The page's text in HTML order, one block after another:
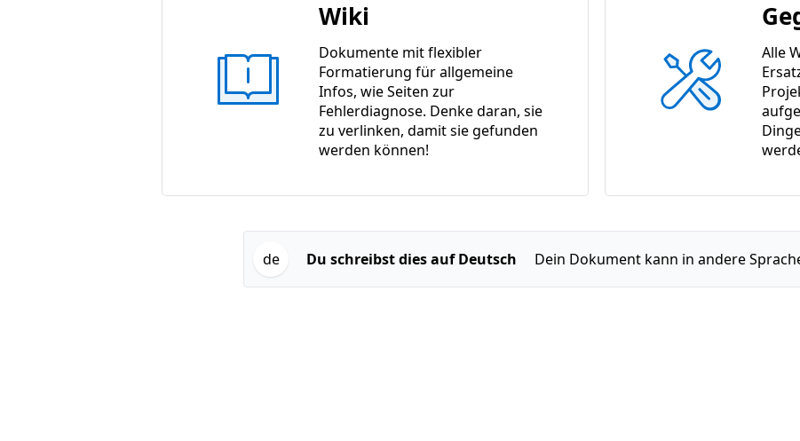
Wiki
Dokumente mit flexibler
Formatierung für allgemeine
Infos, wie Seiten zur
Fehlerdiagnose. Denke daran, sie
zu verlinken, damit sie gefunden
werden können!
Alle
de Du schreibst dies auf Deutsch Dein Dokument kann in andere